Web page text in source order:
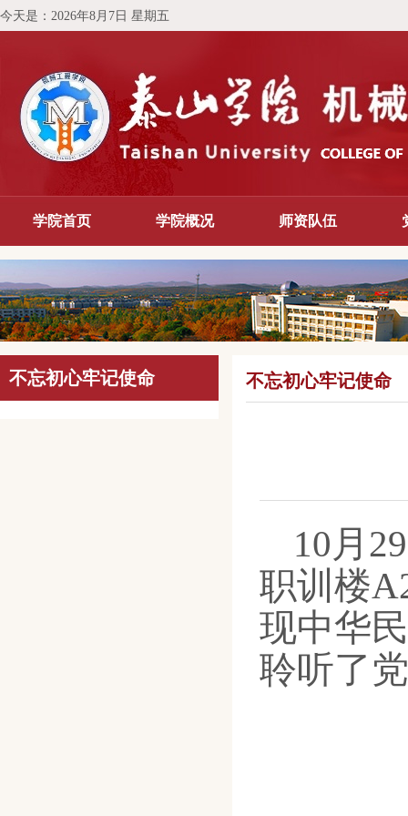
今天是： 2026年8月7日 星期五
学院首页 学院概况 师资队伍
不忘初心牢记使命 不忘初心牢记使命
10月
职训楼
现中华
聆听了